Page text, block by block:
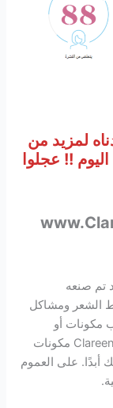
لمزيد من
واحصل على خصم 50٪ اليوم !! عجلوا
تم صنعه
الشعر ومشاكل
مكونات أو
مركبات المكملات. لقد أخبرتك أعلاه أن Clareene Hair مكونات
أبدًا. على العموم